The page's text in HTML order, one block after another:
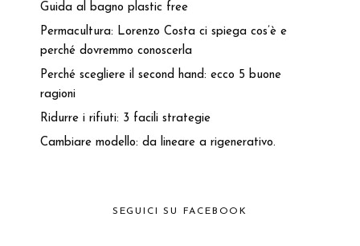
Guida al bagno plastic free
Permacultura: Lorenzo Costa ci spiega cos’è e
perché dovremmo conoscerla
Perché scegliere il second hand: ecco 5 buone
ragioni
Ridurre i rifiuti: 3 facili strategie
Cambiare modello: da lineare a rigenerativo.
SEGUICI SU FACEBOOK